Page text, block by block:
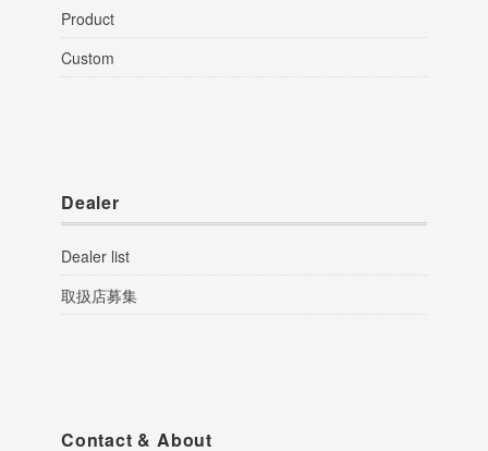
Product
Custom
Dealer
Dealer list
取扱店募集
Contact & About